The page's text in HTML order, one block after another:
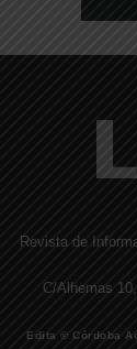
Revista de
C/Alhemas
Edita © Córdoba